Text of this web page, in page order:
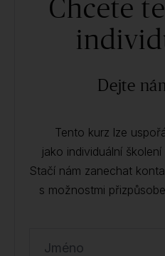
Chcete
Dejte
Tento kurz lze
jako individuální
Stačí nám zanechat
s možnostmi
Jméno